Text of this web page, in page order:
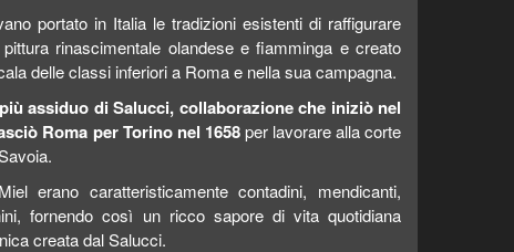
portato in Italia le tradizioni esistenti di raffigurare
rinascimentale olandese e fiamminga e creato
delle classi inferiori a Roma e nella sua campagna.
assiduo di Salucci, collaborazione che iniziò nel
Roma per Torino nel 1658per lavorare alla corte
erano caratteristicamente contadini, mendicanti,
fornendo così un ricco sapore di vita quotidiana
creata dal Salucci.